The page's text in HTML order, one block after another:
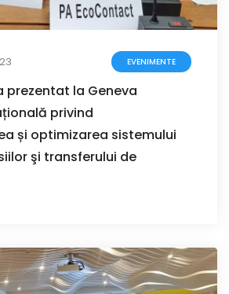
EVENIMENTE
prezentat la Geneva
privind
și optimizarea sistemului
şi transferului de